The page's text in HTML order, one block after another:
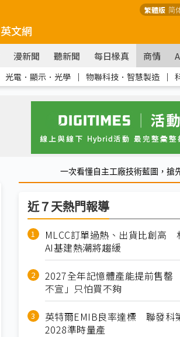
繁體版 简
英文網
漫新聞 聽新聞 每日椽真 商情
光電．顯示．光學 ｜ 物聯科技．智慧製造 ｜
一次看懂自主工廠技術藍圖，搶
近７天熱門報導
MLCC訂單過熱、出貨比創高
AI基建熱潮將趨緩
2027全年記憶體產能提前售
不宣」只怕買不夠
英特爾EMIB良率達標 聯發科
2028準時量產